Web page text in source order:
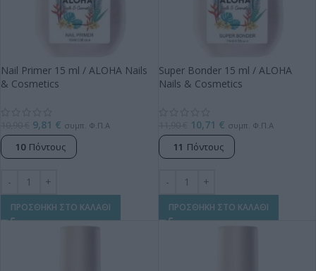
Nail Primer 15 ml / ALOHA Nails
& Cosmetics
9,81 € συμπ. Φ.Π.Α
10 Πόντους
ΠΡΟΣΘΗΚΗ ΣΤΟ ΚΑΛΑΘΙ
Super Bonder 15 ml / ALOHA
Nails & Cosmetics
10,71 € συμπ. Φ.Π.Α
11 Πόντους
ΠΡΟΣΘΗΚΗ ΣΤΟ ΚΑΛΑΘΙ